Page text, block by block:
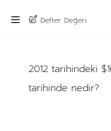
Defter Değeri
2012 tarihindeki
tarihinde nedir?